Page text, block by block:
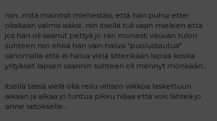
niin...mitä mainitsit miehestäsi, että hän puhui ettei
olisikaan valmis isäksi...niin itsellä tuli vaan mieleen että
jos hän oli saanut pettyä jo niin monesti vauvan tulon
suhteen niin ehkä hän vain halusi "puolustautua"
sanomalla että ei halua vielä sittenkään lapsia koska
yritykset lapsen saannin suhteen oli mennyt mönkään...
itsellä tässä vielä olisi reilu viitisen viikkoa laskettuun
aikaan ja alkaa jo tuntua pikku hiljaa että vois lähteä jo
sinne laitokselle...